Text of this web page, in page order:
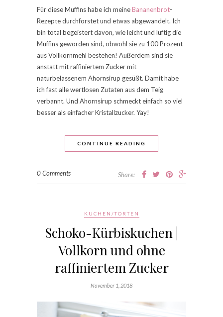
Für diese Muffins habe ich meineBananenbrot-
Rezepte durchforstet und etwas abgewandelt. Ich
bin total begeistert davon, wie leicht und luftig die
Muffins geworden sind, obwohl sie zu 100 Prozent
aus Vollkornmehl bestehen! Außerdem sind sie
anstatt mit raffiniertem Zucker mit
naturbelassenem Ahornsirup gesüßt. Damit habe
ich fast alle wertlosen Zutaten aus dem Teig
verbannt. Und Ahornsirup schmeckt einfach so viel
besser als einfacher Kristallzucker. Yay!
CONTINUE READING
0 Comments Share:
KUCHEN/TORTEN
Schoko-Kürbiskuchen |
Vollkorn und ohne
raffiniertem Zucker
November 1, 2018